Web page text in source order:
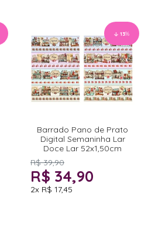
13%
Barrado Pano de Prato
Digital Semaninha Lar
Doce Lar 52x1,50cm
R$ 39,90
R$ 34,90
2x R$ 17,45